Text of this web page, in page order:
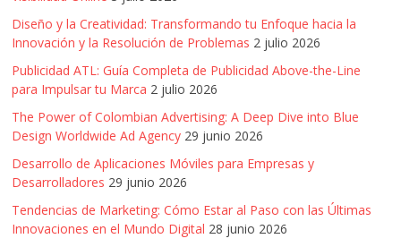
Agencias,
Empresas,
Negocios,
Tendencias,
Trendings,
Dinero,
Economía,
Diseño
Web,
Móviles,
Estrategias
Diseño y la Creatividad: Transformando tu Enfoque hacia la
Innovación y la Resolución de Problemas 2 julio 2026
Publicidad ATL: Guía Completa de Publicidad Above-the-Line
para Impulsar tu Marca 2 julio 2026
The Power of Colombian Advertising: A Deep Dive into Blue
Design Worldwide Ad Agency 29 junio 2026
Desarrollo de Aplicaciones Móviles para Empresas y
Desarrolladores 29 junio 2026
Tendencias de Marketing: Cómo Estar al Paso con las Últimas
Innovaciones en el Mundo Digital 28 junio 2026